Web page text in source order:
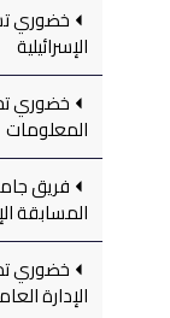
خضوري
الإسرائيلية
خضوري
المعلومات
فريق
المسابقة
خضوري
الإدارة